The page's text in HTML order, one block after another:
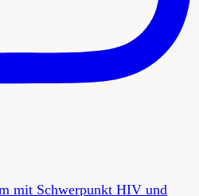
mit Schwerpunkt HIV und